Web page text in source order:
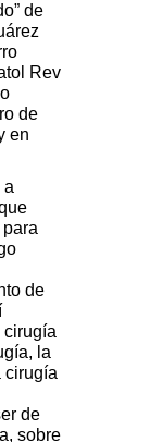
de
Rev
de
en
a
de
cirugía
la
cirugía
de
sobre